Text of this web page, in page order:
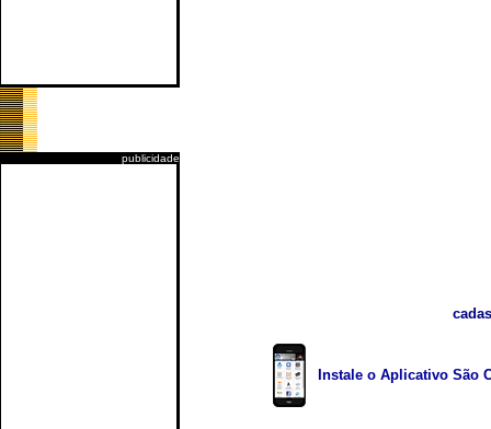
publicidade
Instale o Aplicativo São